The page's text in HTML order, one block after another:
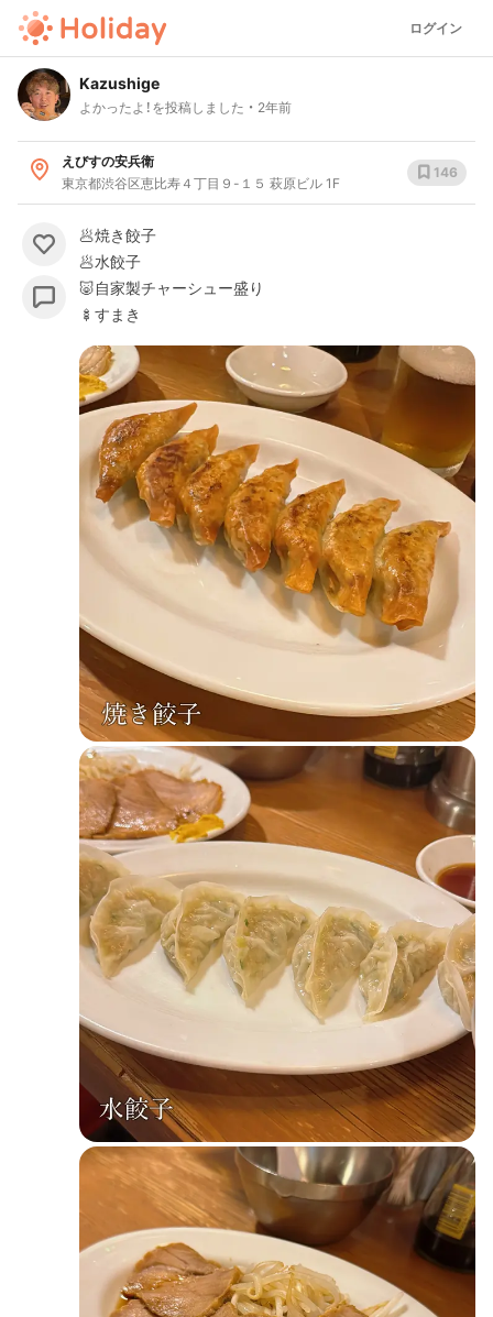
ログイン
Kazushige
よかったよ！を投稿しました 2年前
えびすの安兵衛
東京都渋谷区恵比寿４丁目９-１５ 萩原ビル 1F
146
🥟焼き餃子
🥟水餃子
🐷自家製チャーシュー盛り
🍢すまき